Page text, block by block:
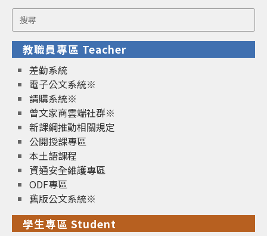
Search
for:
教職員專區 Teacher
差勤系統
電子公文系統※
請購系統※
曾文家商雲端社群※
新課綱推動相關規定
公開授課專區
本土語課程
資通安全維護專區
ODF專區
舊版公文系統※
學生專區 Student